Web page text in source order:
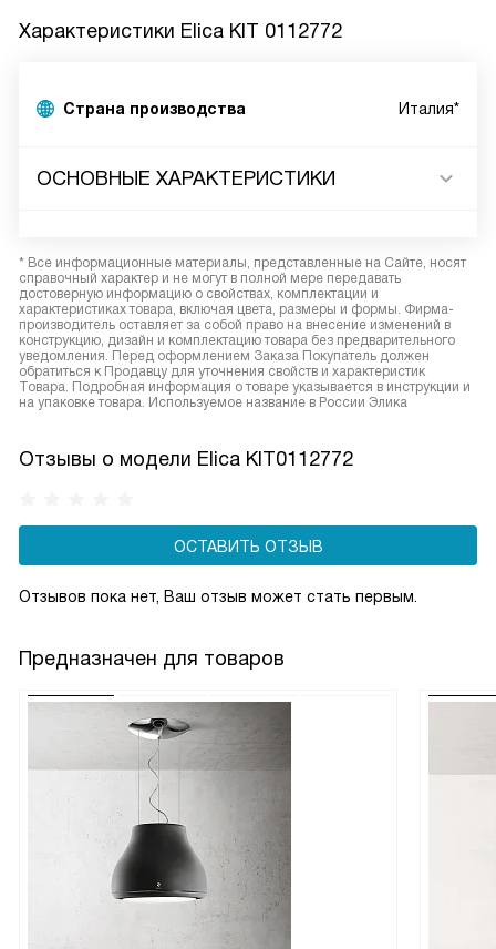
Характеристики Elica KIT 0112772
Страна производства Италия*
ОСНОВНЫЕ ХАРАКТЕРИСТИКИ
* Все информационные материалы, представленные на Сайте, носят
справочный характер и не могут в полной мере передавать
достоверную информацию о свойствах, комплектации и
характеристиках товара, включая цвета, размеры и формы. Фирма-
производитель оставляет за собой право на внесение изменений в
конструкцию, дизайн и комплектацию товара без предварительного
уведомления. Перед оформлением Заказа Покупатель должен
обратиться к Продавцу для уточнения свойств и характеристик
Товара. Подробная информация о товаре указывается в инструкции и
на упаковке товара. Используемое название в России Элика
Отзывы о модели Elica KIT0112772
ОСТАВИТЬ ОТЗЫВ
Отзывов пока нет, Ваш отзыв может стать первым.
Предназначен для товаров